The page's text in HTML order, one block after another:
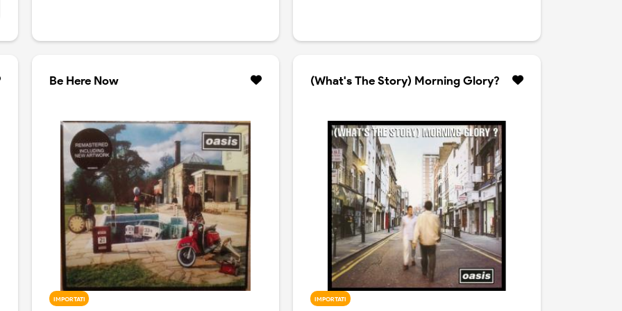
Be Here Now
IMPORTATI
(What's The Story) Morning Glory?
IMPORTATI